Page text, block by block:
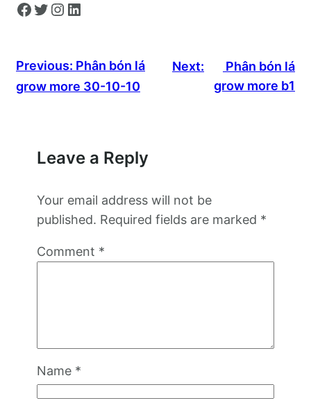
Facebook Twitter Instagram LinkedIn
Previous: Phân bón lá
grow more 30-10-10
Next:
Phân bón lá
grow more b1
Leave a Reply
Your email address will not be
published. Required fields are marked *
Comment *
Name *